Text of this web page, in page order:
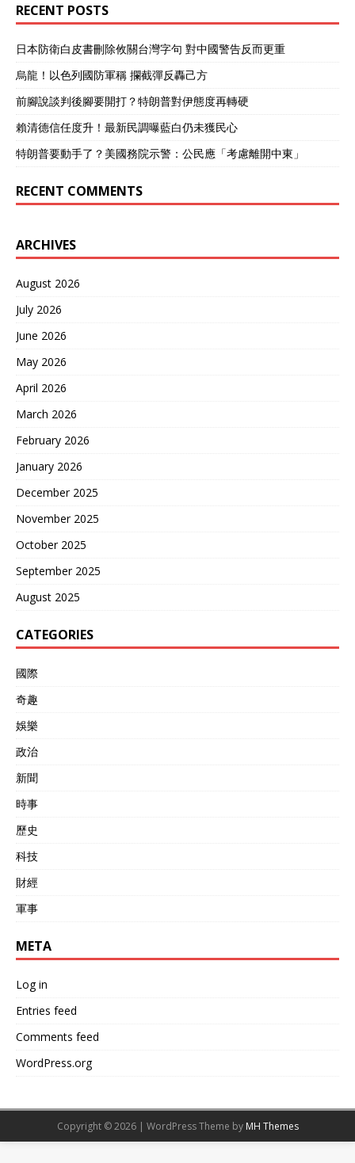
RECENT POSTS
日本防衛白皮書刪除攸關台灣字句 對中國警告反而更重
烏龍！以色列國防軍稱 攔截彈反轟己方
前腳說談判後腳要開打？特朗普對伊態度再轉硬
賴清德信任度升！最新民調曝藍白仍未獲民心
特朗普要動手了？美國務院示警：公民應「考慮離開中東」
RECENT COMMENTS
ARCHIVES
August 2026
July 2026
June 2026
May 2026
April 2026
March 2026
February 2026
January 2026
December 2025
November 2025
October 2025
September 2025
August 2025
CATEGORIES
國際
奇趣
娛樂
政治
新聞
時事
歷史
科技
財經
軍事
META
Log in
Entries feed
Comments feed
WordPress.org
Copyright © 2026 | WordPress Theme by MH Themes